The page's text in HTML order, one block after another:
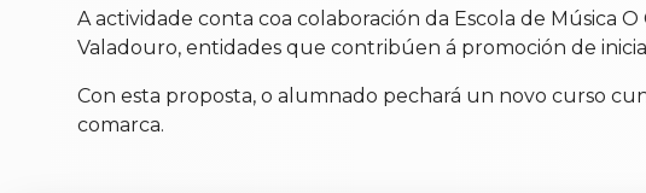
A actividade conta coa colaboración da Escola de Música
Valadouro, entidades que contribúen á promoción de
Con esta proposta, o alumnado pechará un novo curso
comarca.